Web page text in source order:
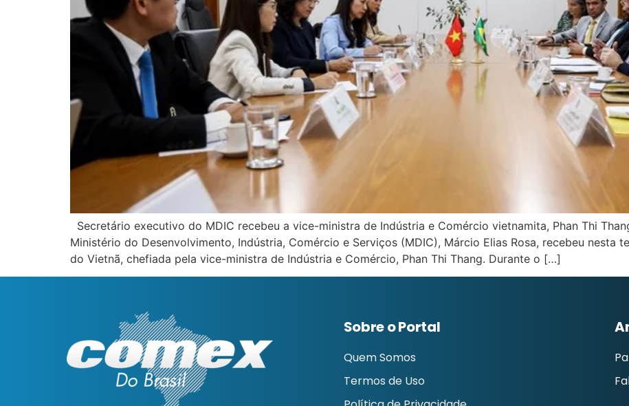
Secretário executivo do MDIC recebeu a vice-ministra de Indústria e Comércio vietnamita, Phan Thi
Ministério do Desenvolvimento, Indústria, Comércio e Serviços (MDIC), Márcio Elias Rosa, recebeu nesta
do Vietnã, chefiada pela vice-ministra de Indústria e Comércio, Phan Thi Thang. Durante o […]
Sobre o Portal
Quem Somos
Termos de Uso